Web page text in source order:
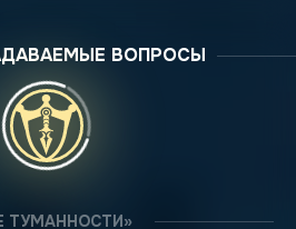
ВОПРОСЫ
ТУМАННОСТИ»